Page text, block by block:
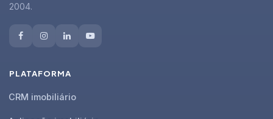
2004.
PLATAFORMA
CRM imobiliário